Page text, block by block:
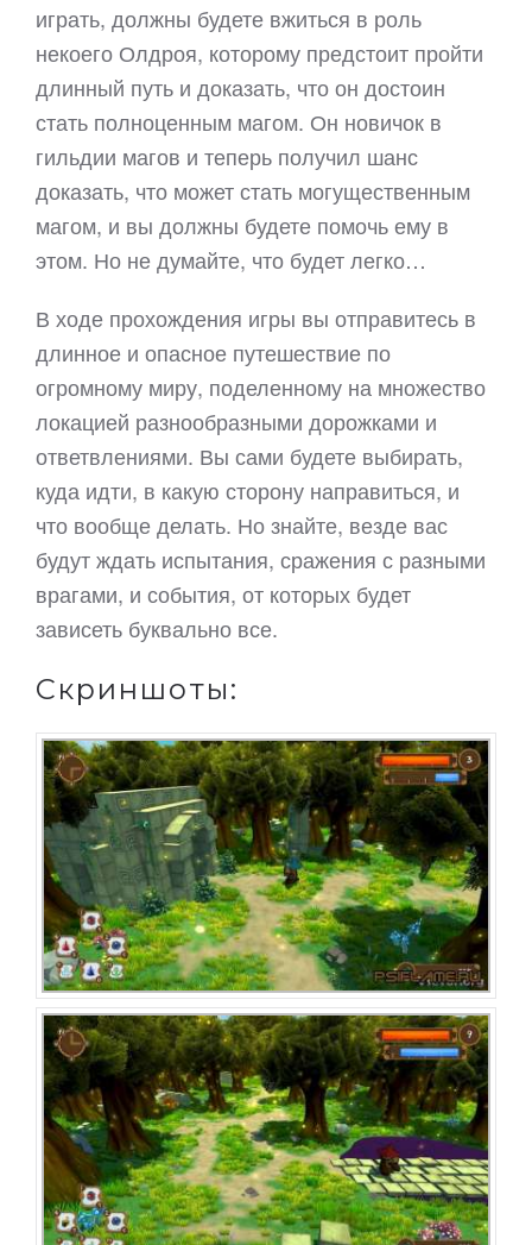
играть, должны будете вжиться в роль
некоего Олдроя, которому предстоит пройти
длинный путь и доказать, что он достоин
стать полноценным магом. Он новичок в
гильдии магов и теперь получил шанс
доказать, что может стать могущественным
магом, и вы должны будете помочь ему в
этом. Но не думайте, что будет легко…
В ходе прохождения игры вы отправитесь в
длинное и опасное путешествие по
огромному миру, поделенному на множество
локацией разнообразными дорожками и
ответвлениями. Вы сами будете выбирать,
куда идти, в какую сторону направиться, и
что вообще делать. Но знайте, везде вас
будут ждать испытания, сражения с разными
врагами, и события, от которых будет
зависеть буквально все.
Скриншоты: